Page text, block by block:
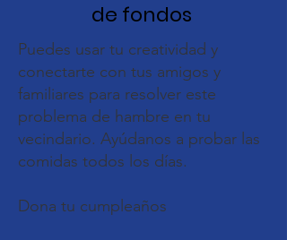
de fondos
Puedes usar tu creatividad y
conectarte con tus amigos y
familiares para resolver este
problema de hambre en tu
vecindario. Ayúdanos a probar las
comidas todos los días.
Dona tu cumpleaños